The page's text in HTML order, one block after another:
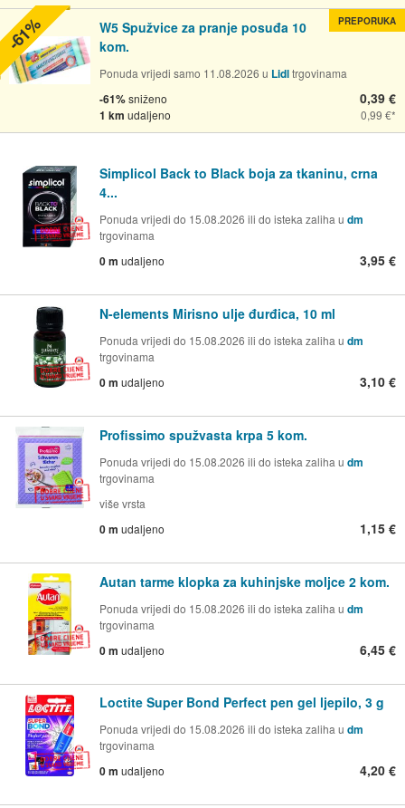
W5 Spužvice za pranje posuđa 10
kom.
Ponuda vrijedi samo 11.08.2026 u Lidltrgovinama
-61%sniženo
1 km udaljeno
0,39 €
0,99 €
PREPORUKA
-61%
Simplicol Back to Black boja za tkaninu, crna
4...
Ponuda vrijedi do 15.08.2026 ili do isteka zaliha u dm
trgovinama
0 m udaljeno 3,95 €
N-elements Mirisno ulje đurđica, 10 ml
Ponuda vrijedi do 15.08.2026 ili do isteka zaliha u dm
trgovinama
0 m udaljeno 3,10 €
Profissimo spužvasta krpa 5 kom.
Ponuda vrijedi do 15.08.2026 ili do isteka zaliha u dm
trgovinama
više vrsta
0 m udaljeno 1,15 €
Autan tarme klopka za kuhinjske moljce 2 kom.
Ponuda vrijedi do 15.08.2026 ili do isteka zaliha u dm
trgovinama
0 m udaljeno 6,45 €
Loctite Super Bond Perfect pen gel ljepilo, 3 g
Ponuda vrijedi do 15.08.2026 ili do isteka zaliha u dm
trgovinama
0 m udaljeno 4,20 €